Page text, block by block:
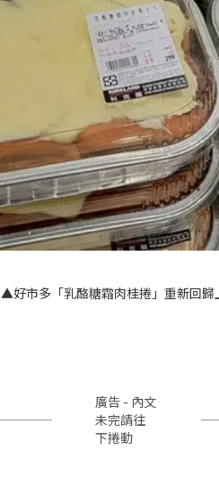
▲好市多「乳酪糖霜肉桂捲」重新回歸
廣告 - 內文
未完請往
下捲動